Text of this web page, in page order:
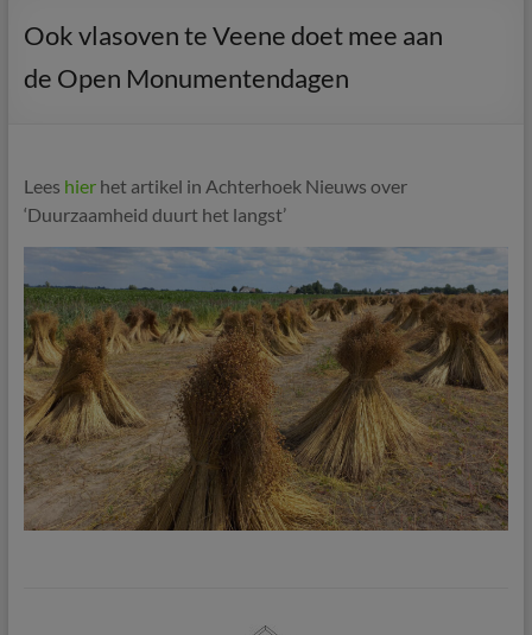
Ook vlasoven te Veene doet mee aan
de Open Monumentendagen
Lees hierhet artikel in Achterhoek Nieuws over
‘Duurzaamheid duurt het langst’